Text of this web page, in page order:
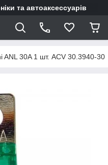
та автоаксессуарів
ANL 30A 1 шт. ACV 30.3940-30